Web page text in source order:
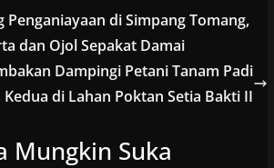
Penganiayaan di Simpang Tomang,
dan Ojol Sepakat Damai
Dampingi Petani Tanam Padi
di Lahan Poktan Setia Bakti II
Mungkin Suka